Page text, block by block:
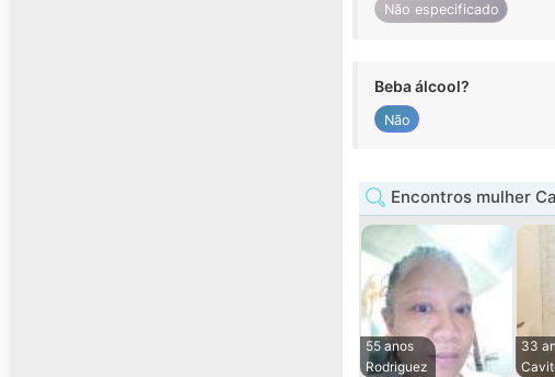
Não especificado
Beba álcool?
Não
Encontros mulher
55 anos
Rodriguez
33